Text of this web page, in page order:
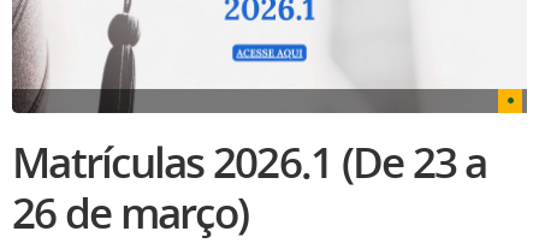
Matrículas 2026.1 (De 23 a
26 de março)